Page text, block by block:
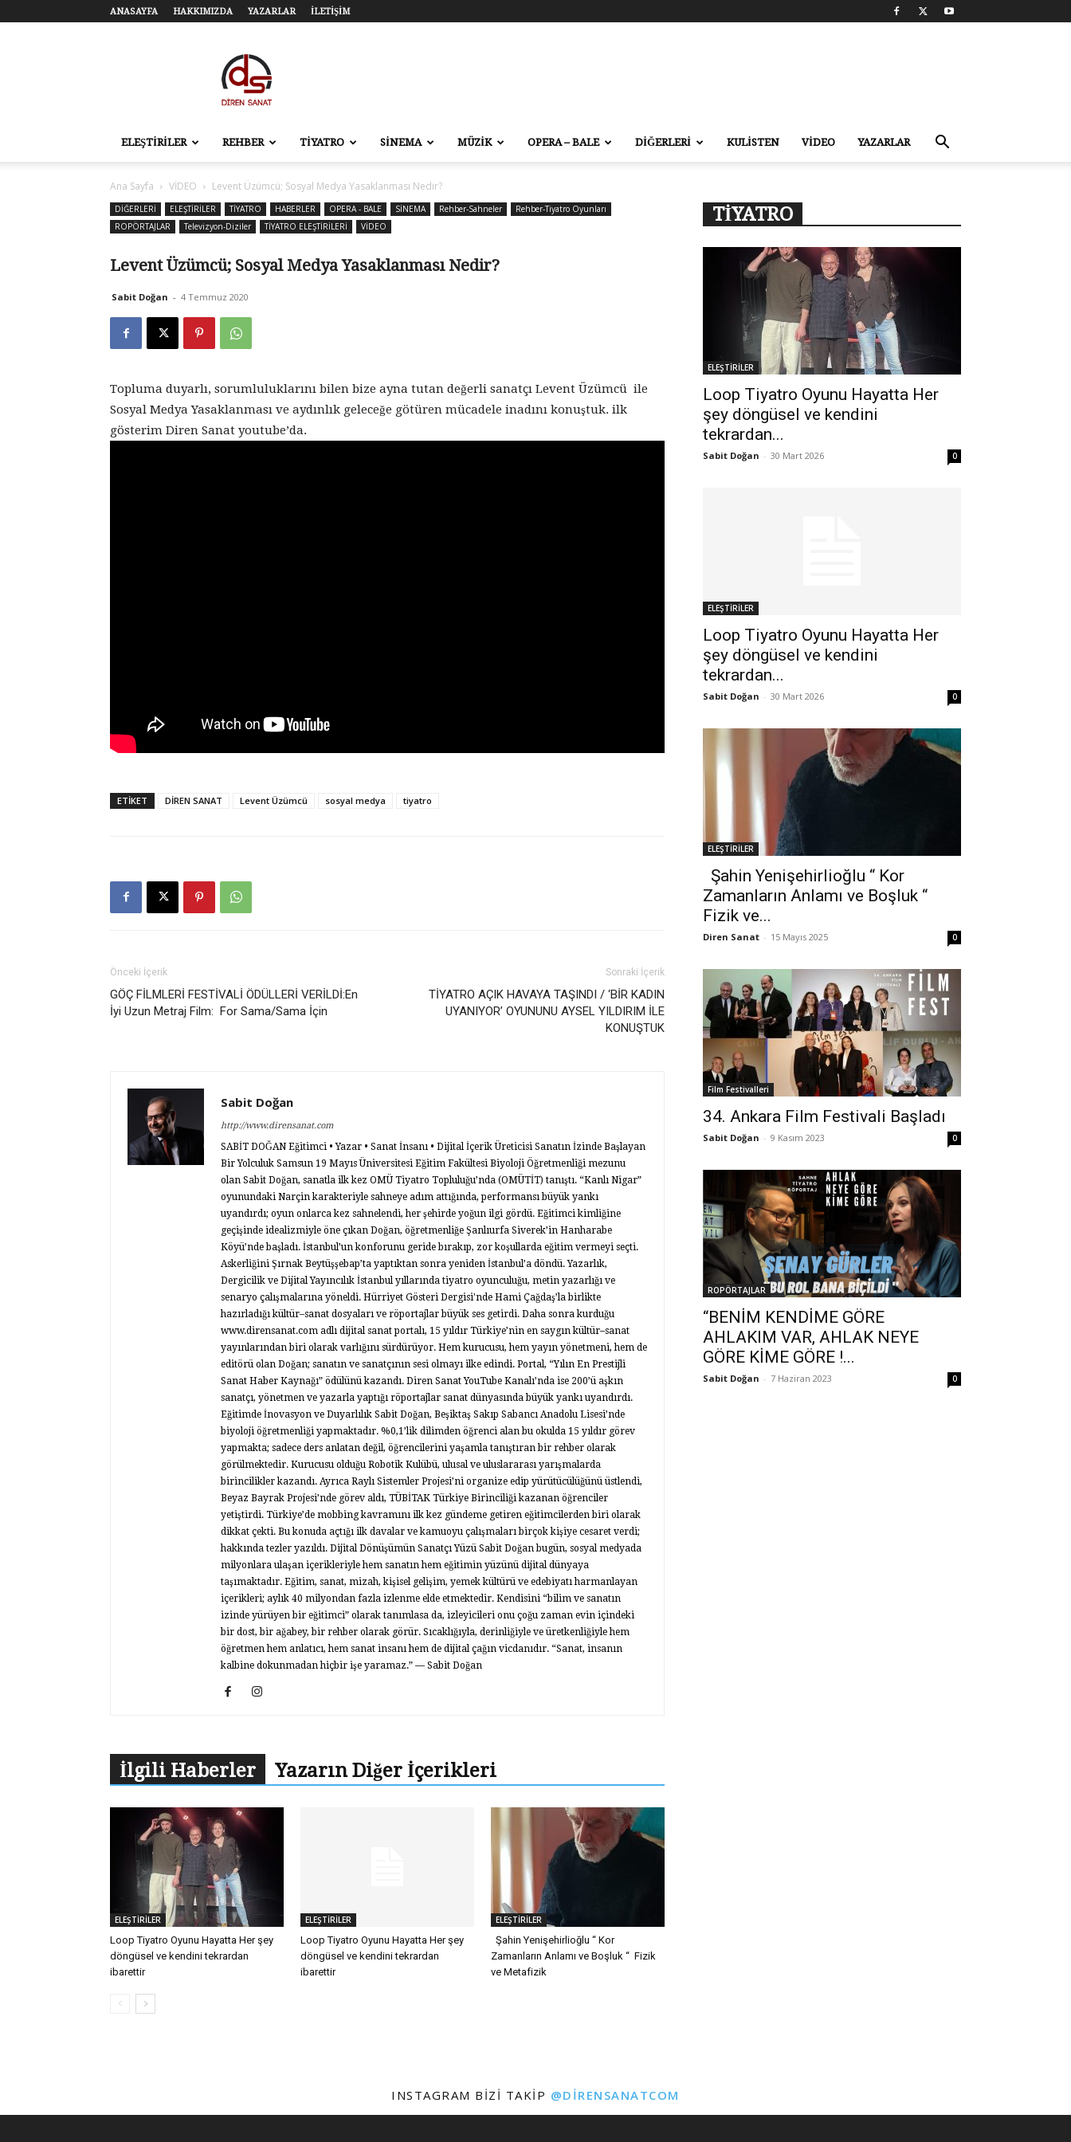
ANASAYFA HAKKIMIZDA YAZARLAR İLETİŞİM
Diren
Sanat
–
Tiyatro,
Sahne
ELEŞTİRİLER REHBER TİYATRO SİNEMA MÜZİK OPERA – BALE DİĞERLERİ KULİSTEN VİDEO YAZARLAR
Ana Sayfa VİDEO Levent Üzümcü; Sosyal Medya Yasaklanması Nedir?
DİĞERLERİ ELEŞTİRİLER TİYATRO HABERLER OPERA - BALE SİNEMA Rehber-Sahneler
Rehber-Tiyatro Oyunları
ROPÖRTAJLAR
Televizyon-Diziler TİYATRO ELEŞTİRİLERİ VİDEO
Levent Üzümcü; Sosyal Medya Yasaklanması Nedir?
Sabit Doğan - 4 Temmuz 2020
Topluma duyarlı, sorumluluklarını bilen bize ayna tutan değerli sanatçı Levent Üzümcü ile
Sosyal Medya Yasaklanması ve aydınlık geleceğe götüren mücadele inadını konuştuk. ilk
gösterim Diren Sanat youtube’da.
ETİKET DİREN SANAT Levent Üzümcü sosyal medya tiyatro
Önceki İçerik
GÖÇ FİLMLERİ FESTİVALİ ÖDÜLLERİ VERİLDİ:En
İyi Uzun Metraj Film: For Sama/Sama İçin
Sonraki İçerik
TİYATRO AÇIK HAVAYA TAŞINDI / ‘BİR KADIN
UYANIYOR’ OYUNUNU AYSEL YILDIRIM İLE
KONUŞTUK
Sabit Doğan
http://www.dirensanat.com
SABİT DOĞAN Eğitimci • Yazar • Sanat İnsanı • Dijital İçerik Üreticisi Sanatın İzinde Başlayan
Bir Yolculuk Samsun 19 Mayıs Üniversitesi Eğitim Fakültesi Biyoloji Öğretmenliği mezunu
olan Sabit Doğan, sanatla ilk kez OMÜ Tiyatro Topluluğu’nda (OMÜTİT) tanıştı. “Kanlı Nigar”
oyunundaki Narçin karakteriyle sahneye adım attığında, performansı büyük yankı
uyandırdı; oyun onlarca kez sahnelendi, her şehirde yoğun ilgi gördü. Eğitimci kimliğine
geçişinde idealizmiyle öne çıkan Doğan, öğretmenliğe Şanlıurfa Siverek’in Hanharabe
Köyü’nde başladı. İstanbul’un konforunu geride bırakıp, zor koşullarda eğitim vermeyi seçti.
Askerliğini Şırnak Beytüşşebap’ta yaptıktan sonra yeniden İstanbul’a döndü. Yazarlık,
Dergicilik ve Dijital Yayıncılık İstanbul yıllarında tiyatro oyunculuğu, metin yazarlığı ve
senaryo çalışmalarına yöneldi. Hürriyet Gösteri Dergisi'nde Hami Çağdaş’la birlikte
hazırladığı kültür–sanat dosyaları ve röportajlar büyük ses getirdi. Daha sonra kurduğu
www.dirensanat.com adlı dijital sanat portalı, 15 yıldır Türkiye’nin en saygın kültür–sanat
yayınlarından biri olarak varlığını sürdürüyor. Hem kurucusu, hem yayın yönetmeni, hem de
editörü olan Doğan; sanatın ve sanatçının sesi olmayı ilke edindi. Portal, “Yılın En Prestijli
Sanat Haber Kaynağı” ödülünü kazandı. Diren Sanat YouTube Kanalı’nda ise 200’ü aşkın
sanatçı, yönetmen ve yazarla yaptığı röportajlar sanat dünyasında büyük yankı uyandırdı.
Eğitimde İnovasyon ve Duyarlılık Sabit Doğan, Beşiktaş Sakıp Sabancı Anadolu Lisesi’nde
biyoloji öğretmenliği yapmaktadır. %0,1’lik dilimden öğrenci alan bu okulda 15 yıldır görev
yapmakta; sadece ders anlatan değil, öğrencilerini yaşamla tanıştıran bir rehber olarak
görülmektedir. Kurucusu olduğu Robotik Kulübü, ulusal ve uluslararası yarışmalarda
birincilikler kazandı. Ayrıca Raylı Sistemler Projesi’ni organize edip yürütücülüğünü üstlendi,
Beyaz Bayrak Projesi’nde görev aldı, TÜBİTAK Türkiye Birinciliği kazanan öğrenciler
yetiştirdi. Türkiye’de mobbing kavramını ilk kez gündeme getiren eğitimcilerden biri olarak
dikkat çekti. Bu konuda açtığı ilk davalar ve kamuoyu çalışmaları birçok kişiye cesaret verdi;
hakkında tezler yazıldı. Dijital Dönüşümün Sanatçı Yüzü Sabit Doğan bugün, sosyal medyada
milyonlara ulaşan içerikleriyle hem sanatın hem eğitimin yüzünü dijital dünyaya
taşımaktadır. Eğitim, sanat, mizah, kişisel gelişim, yemek kültürü ve edebiyatı harmanlayan
içerikleri; aylık 40 milyondan fazla izlenme elde etmektedir. Kendisini “bilim ve sanatın
izinde yürüyen bir eğitimci” olarak tanımlasa da, izleyicileri onu çoğu zaman evin içindeki
bir dost, bir ağabey, bir rehber olarak görür. Sıcaklığıyla, derinliğiyle ve üretkenliğiyle hem
öğretmen hem anlatıcı, hem sanat insanı hem de dijital çağın vicdanıdır. “Sanat, insanın
kalbine dokunmadan hiçbir işe yaramaz.” — Sabit Doğan
İlgili Haberler Yazarın Diğer İçerikleri
ELEŞTİRİLER
Loop Tiyatro Oyunu Hayatta Her şey
döngüsel ve kendini tekrardan
ibarettir
ELEŞTİRİLER
Loop Tiyatro Oyunu Hayatta Her şey
döngüsel ve kendini tekrardan
ibarettir
ELEŞTİRİLER
Şahin Yenişehirlioğlu “ Kor
Zamanların Anlamı ve Boşluk “ Fizik
ve Metafizik
TİYATRO
ELEŞTİRİLER
Loop Tiyatro Oyunu Hayatta Her
şey döngüsel ve kendini
tekrardan...
Sabit Doğan - 30 Mart 2026 0
ELEŞTİRİLER
Loop Tiyatro Oyunu Hayatta Her
şey döngüsel ve kendini
tekrardan...
Sabit Doğan - 30 Mart 2026 0
ELEŞTİRİLER
Şahin Yenişehirlioğlu “ Kor
Zamanların Anlamı ve Boşluk “
Fizik ve...
Diren Sanat - 15 Mayıs 2025 0
Film Festivalleri
34. Ankara Film Festivali Başladı
Sabit Doğan - 9 Kasım 2023 0
ROPÖRTAJLAR
“BENİM KENDİME GÖRE
AHLAKIM VAR, AHLAK NEYE
GÖRE KİME GÖRE !...
Sabit Doğan - 7 Haziran 2023 0
INSTAGRAM BIZI TAKIP @DIRENSANATCOM